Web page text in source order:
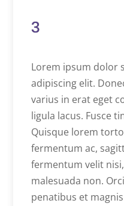
3
Lorem ipsum dolor
adipiscing elit.
varius in erat eget
ligula lacus. Fusce
Quisque lorem
fermentum ac,
fermentum velit
malesuada non.
penatibus et